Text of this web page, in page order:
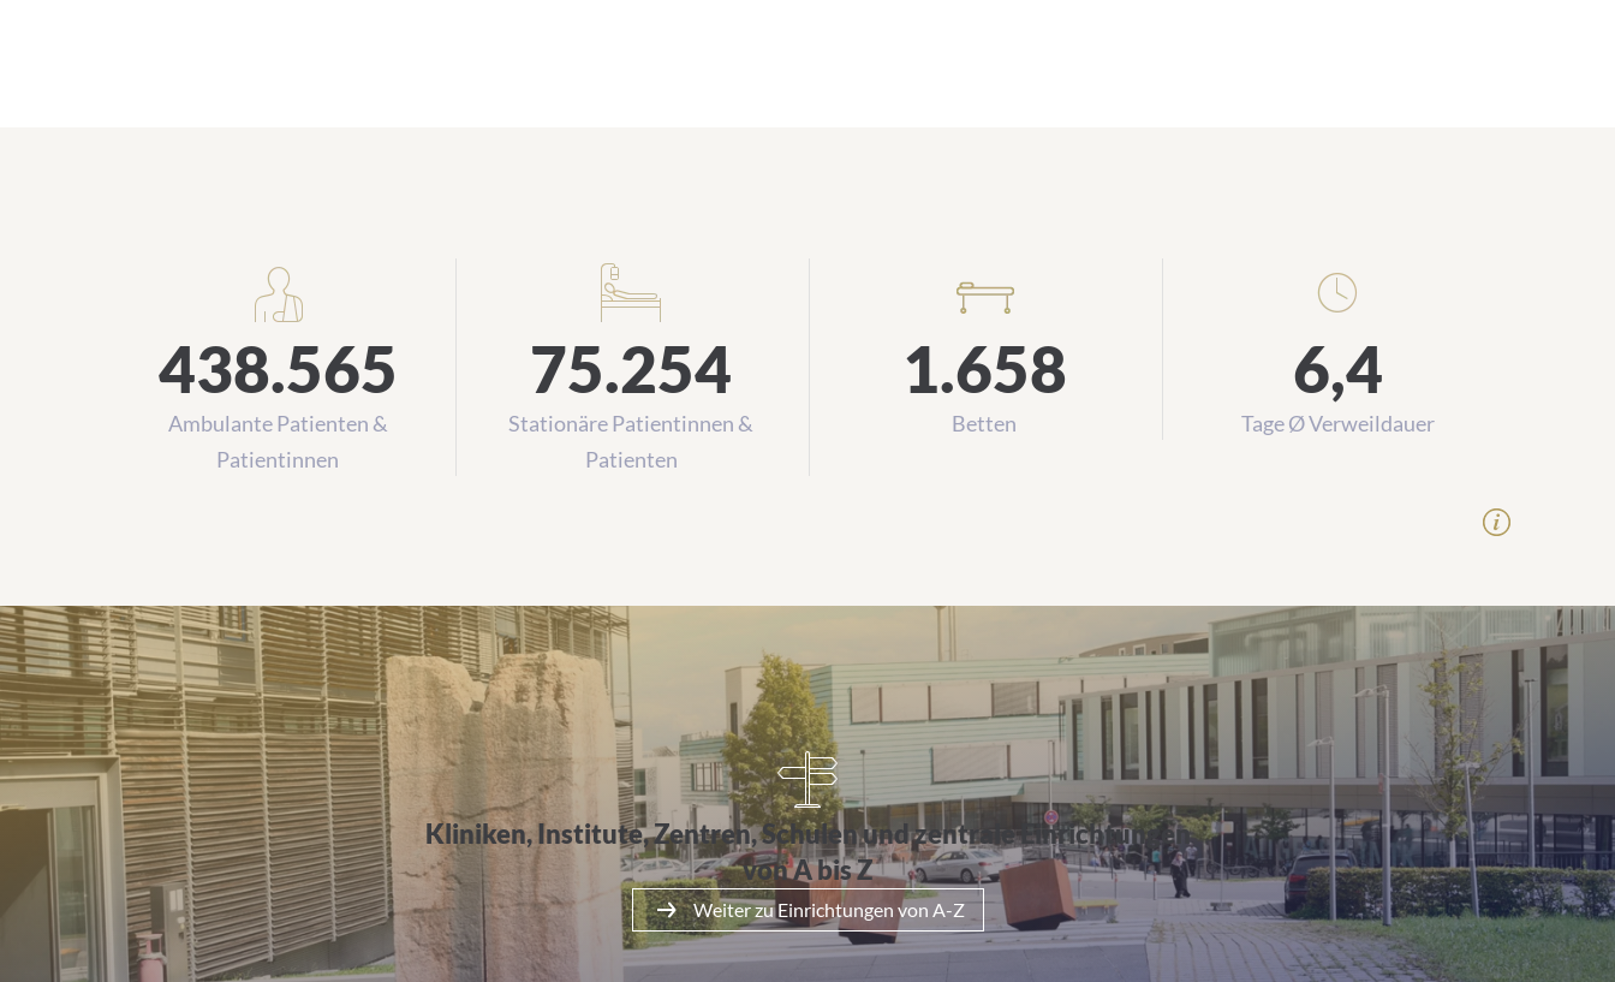
Zahlen zur Krankenversorgung
438.565
Ambulante Patienten &
Patientinnen
75.254
Stationäre Patientinnen &
Patienten
1.658
Betten
6,4
Tage Ø Verweildauer
Alle Einrichtungen von A bis Z
Kliniken, Institute, Zentren, Schulen und zentrale Einrichtungen
von A bis Z
Weiter zu Einrichtungen von A-Z